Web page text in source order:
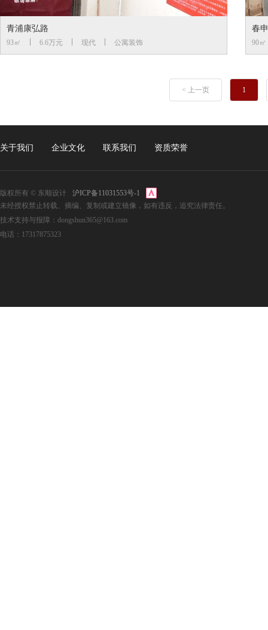
青浦康弘路
93㎡ 6.6万元 现代 公寓装饰
春
90㎡
< 上一页 1
关于我们 企业文化 联系我们 资质荣誉
版权所有 © 东顺设计
沪ICP备11031553号-1
未经授权禁止转载、摘编、复制或建立镜像，如有违反，追究法律责任。
技术支持与报障：dongshun365@163.com
电话：17317875323